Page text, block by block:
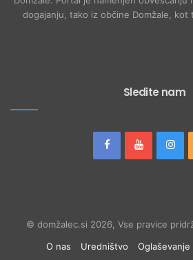
dogajanju, tako iz občine Domžale, kot
Sledite nam
© domžalec.si 2026, Vse pravice
O nas
Uredništvo Oglaševanje